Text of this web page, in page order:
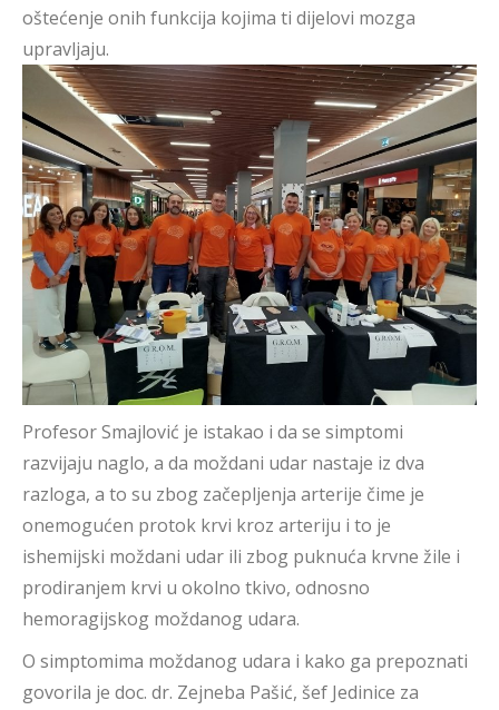
oštećenje onih funkcija kojima ti dijelovi mozga
upravljaju.
Profesor Smajlović je istakao i da se simptomi
razvijaju naglo, a da moždani udar nastaje iz dva
razloga, a to su zbog začepljenja arterije čime je
onemogućen protok krvi kroz arteriju i to je
ishemijski moždani udar ili zbog puknuća krvne žile i
prodiranjem krvi u okolno tkivo, odnosno
hemoragijskog moždanog udara.
O simptomima moždanog udara i kako ga prepoznati
govorila je doc. dr. Zejneba Pašić, šef Jedinice za